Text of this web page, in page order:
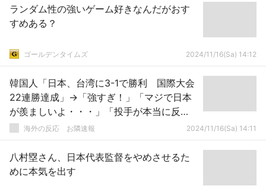
ランダム性の強いゲーム好きなんだがおす
すめある？
ゴールデンタイムズ 2024/11/16(Sa) 14:12
韓国人「日本、台湾に3-1で勝利 国際大会
22連勝達成」→「強すぎ！」「マジで日本
が羨ましいよ・・・」「投手が本当に反
則 負けるわけがないｗｗｗ」【プレミア
海外の反応 お隣速報 2024/11/16(Sa) 14:11
八村塁さん、日本代表監督をやめさせるた
めに本気を出す